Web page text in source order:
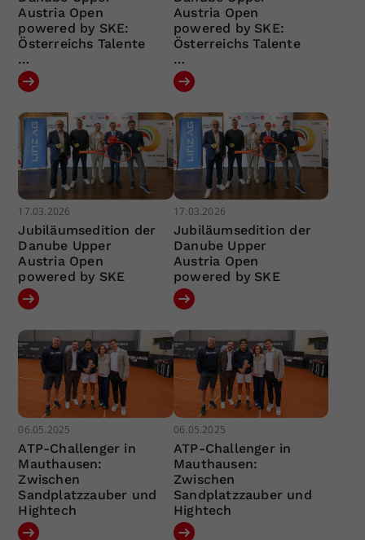
Austria Open
powered by SKE:
Österreichs Talente
…
Austria Open
powered by SKE:
Österreichs Talente
…
17.03.2026
Jubiläumsedition der
Danube Upper
Austria Open
powered by SKE
17.03.2026
Jubiläumsedition der
Danube Upper
Austria Open
powered by SKE
06.05.2025
ATP-Challenger in
Mauthausen:
Zwischen
Sandplatzzauber und
Hightech
06.05.2025
ATP-Challenger in
Mauthausen:
Zwischen
Sandplatzzauber und
Hightech